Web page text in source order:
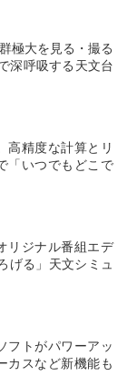
極大を見る・撮る
深呼吸する天文台
高精度な計算とリ
「いつでもどこで
リジナル番組エデ
げる」天文シミュ
フトがパワーアッ
カスなど新機能も